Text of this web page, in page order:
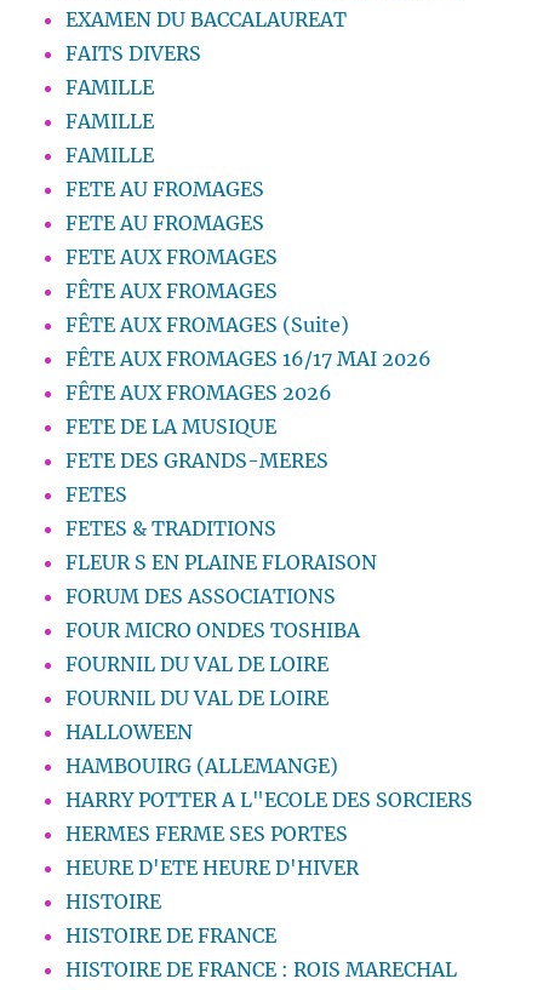
EXAMEN DU BACCALAUREAT
FAITS DIVERS
FAMILLE
FAMILLE
FAMILLE
FETE AU FROMAGES
FETE AU FROMAGES
FETE AUX FROMAGES
FÊTE AUX FROMAGES
FÊTE AUX FROMAGES (Suite)
FÊTE AUX FROMAGES 16/17 MAI 2026
FÊTE AUX FROMAGES 2026
FETE DE LA MUSIQUE
FETE DES GRANDS-MERES
FETES
FETES & TRADITIONS
FLEUR S EN PLAINE FLORAISON
FORUM DES ASSOCIATIONS
FOUR MICRO ONDES TOSHIBA
FOURNIL DU VAL DE LOIRE
FOURNIL DU VAL DE LOIRE
HALLOWEEN
HAMBOUIRG (ALLEMANGE)
HARRY POTTER A L"ECOLE DES SORCIERS
HERMES FERME SES PORTES
HEURE D'ETE HEURE D'HIVER
HISTOIRE
HISTOIRE DE FRANCE
HISTOIRE DE FRANCE : ROIS MARECHAL